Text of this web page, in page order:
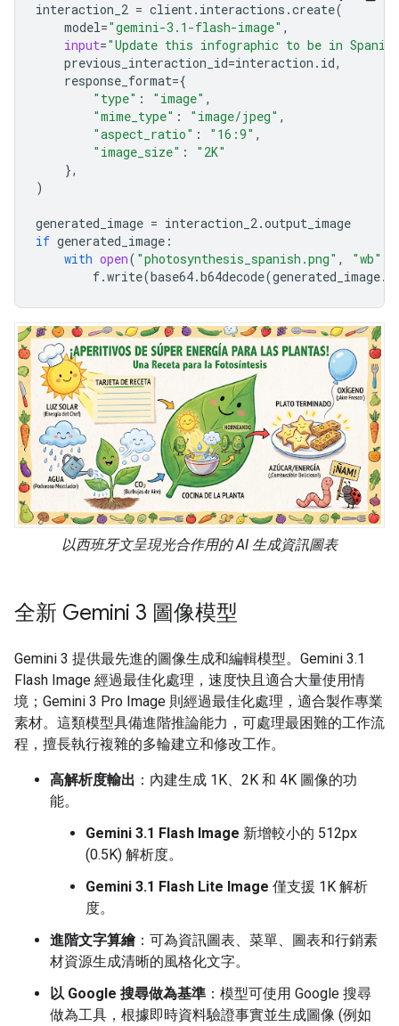
interaction_2 = client. interactions .create(
model="gemini-3.1-flash-image" ,
input="Update this infographic to be in
previous_interaction_id=interaction . id,
response_format={
"type" : "image" ,
"mime_type" : "image/jpeg" ,
"aspect_ratio" : "16:9" ,
"image_size" :
"2K"
},
)
generated_image = interaction_2.output_image
if generated_image :
with open( "photosynthesis_spanish.png" , "wb"
f.write(base64.b64decode(generated_image.
以西班牙文呈現光合作用的 AI 生成資訊圖表
全新 Gemini 3 圖像模型
Gemini 3 提供最先進的圖像生成和編輯模型。Gemini 3.1
Flash Image 經過最佳化處理，速度快且適合大量使用情
境；Gemini 3 Pro Image 則經過最佳化處理，適合製作專業
素材。這類模型具備進階推論能力，可處理最困難的工作流
程，擅長執行複雜的多輪建立和修改工作。
高解析度輸出 ：內建生成 1K、2K 和 4K 圖像的功
能。
Gemini 3.1 Flash Image 新增較小的 512px
(0.5K) 解析度。
Gemini 3.1 Flash Lite Image 僅支援 1K 解析
度。
進階文字算繪：可為資訊圖表、菜單、圖表和行銷素
材資源生成清晰的風格化文字。
以 Google 搜尋做為基準 ：模型可使用 Google 搜尋
做為工具，根據即時資料驗證事實並生成圖像 (例如